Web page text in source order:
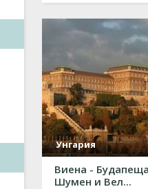
Унгария
Виена -
Шумен и Вел...